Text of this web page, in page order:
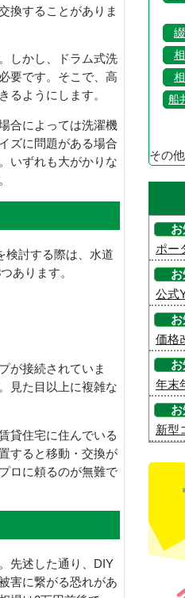
換することがありま
しかし、ドラム式洗
要です。そこで、高
るようにします。
合によっては洗濯機
ズに問題がある場合
いずれも大がかりな
検討する際は、水道
あります。
が接続されていま
見た目以上に複雑な
貸住宅に住んでいる
すると移動・交換が
ロに頼るのが無難で
先述した通り、DIY
害に繋がる恐れがあ
船
その
ポー
公式
価格
年末
新型